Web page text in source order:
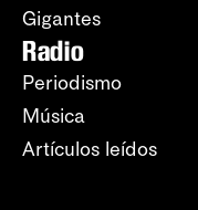
Gigantes
Radio
Periodismo
Música
Artículos leídos